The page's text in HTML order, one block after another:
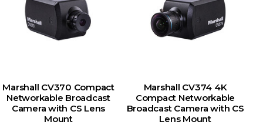
Marshall CV370 Compact
Networkable Broadcast
Camera with CS Lens
Mount
Marshall CV374 4K
Compact Networkable
Broadcast Camera with CS
Lens Mount